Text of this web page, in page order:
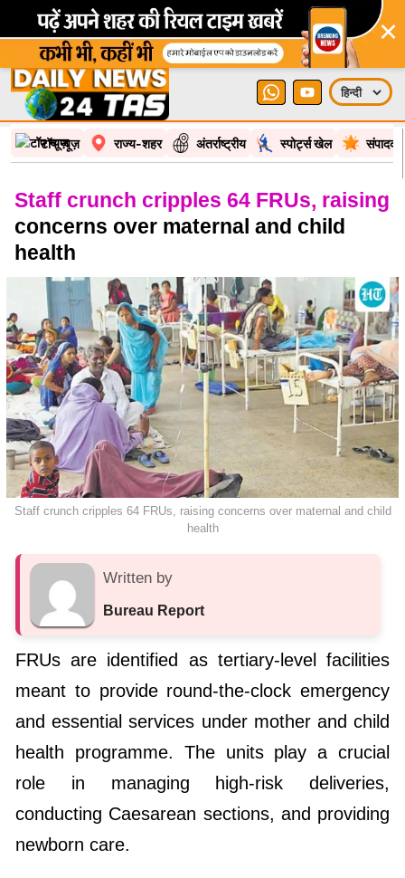
×
टॉप न्यूज़ राज्य-शहर अंतर्राष्ट्रीय स्पोर्ट्स खेल
Staff crunch cripples 64 FRUs, raising
concerns over maternal and child
health
Staff crunch cripples 64 FRUs, raising concerns over maternal and child
health
Written by
Bureau Report
FRUs are identified as tertiary-level facilities
meant to provide round-the-clock emergency
and essential services under mother and child
health programme. The units play a crucial
role in managing high-risk deliveries,
conducting Caesarean sections, and providing
newborn care.